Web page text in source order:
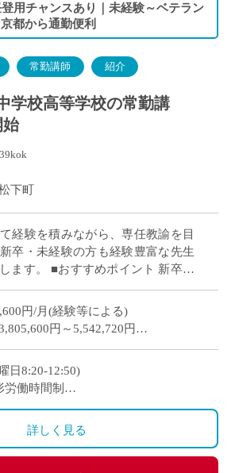
用チャンスあり｜未経験～ベテラン
都から通勤便利
常勤講師 紹介
学校高等学校の常勤講
始
下町
経験を積みながら、専任教諭を目
卒・未経験の方も経験豊富な先生
ます。 ■おすすめポイント 新卒・
の登用チャンスあり 京 […]
円/月(経験等による)
円～5,542,720円
(例：担任手当30,800～34,200円/月)
済、雇用保険、労災保険
日8:20-12:50)
労働時間制
詳しく見る